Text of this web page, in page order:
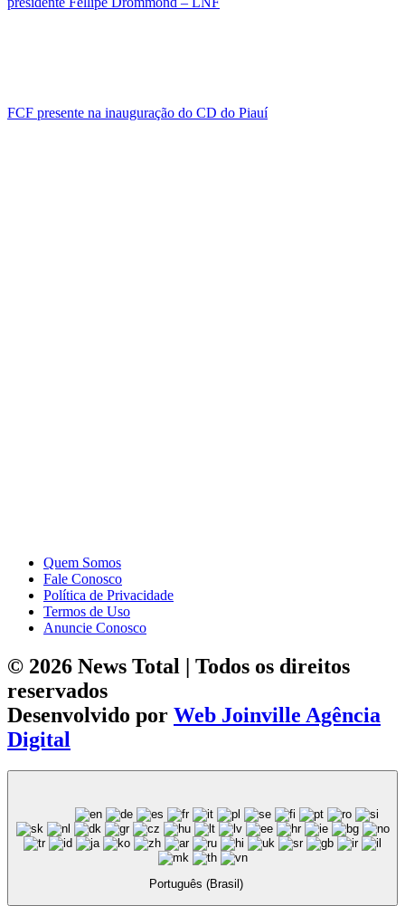
FCF presente na inauguração do CD do Piauí
Quem Somos
Fale Conosco
Política de Privacidade
Termos de Uso
Anuncie Conosco
© 2026 News Total | Todos os direitos
reservados
Desenvolvido por Web Joinville Agência
Digital
Português (Brasil)